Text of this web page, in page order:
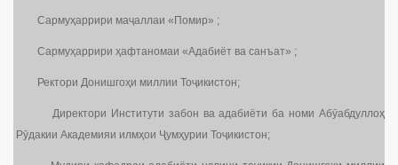
Сармуҳаррири маҷаллаи «Помир» ;
Сармуҳаррири ҳафтаномаи «Адабиёт ва санъат» ;
Ректори Донишгоҳи миллии Тоҷикистон;
Директори Институти забон ва адабиёти ба номи Абӯабдуллоҳ
Рӯдакии Академияи илмҳои Ҷумҳурии Тоҷикистон;